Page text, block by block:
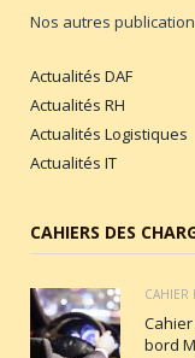
Nos autres
Actualités DAF
Actualités RH
Actualités Logistiques
Actualités IT
CAHIERS DES
CAHIER
bord